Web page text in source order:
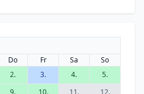
Do Fr Sa
So
2. 3. 4.
5.
9. 10. 11.
12.